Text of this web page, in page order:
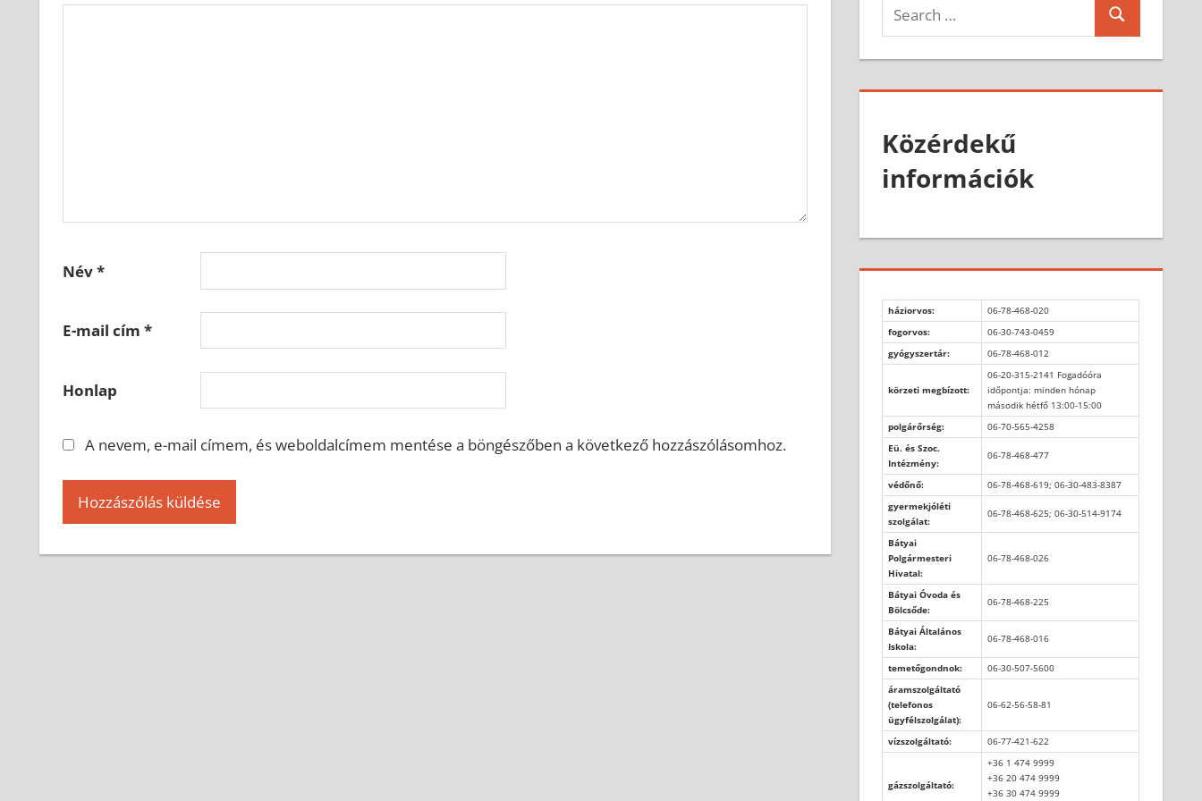
Név*
E-mail cím *
Honlap
A nevem, e-mail címem, és weboldalcímem mentése a böngészőben a következő hozzászólásomhoz.
Search
for:
Search
Közérdekű
információk
háziorvos:
06-78-468-020
fogorvos:
06-30-743-0459
gyógyszertár:
06-78-468-012
körzeti megbízott:
06-20-315-2141 Fogadóóra
időpontja: minden hónap
második hétfő 13:00-15:00
polgárőrség:
06-70-565-4258
Eü. és Szoc.
Intézmény:
06-78-468-477
védőnő:
06-78-468-619; 06-30-483-8387
gyermekjóléti
szolgálat:
06-78-468-625; 06-30-514-9174
Bátyai
Polgármesteri
Hivatal:
06-78-468-026
Bátyai Óvoda és
Bölcsőde:
06-78-468-225
Bátyai Általános
Iskola:
06-78-468-016
temetőgondnok:
06-30-507-5600
áramszolgáltató
(telefonos
ügyfélszolgálat):
06-62-56-58-81
vízszolgáltató: 06-77-421-622
gázszolgáltató:
+36 1 474 9999
+36 20 474 9999
+36 30 474 9999